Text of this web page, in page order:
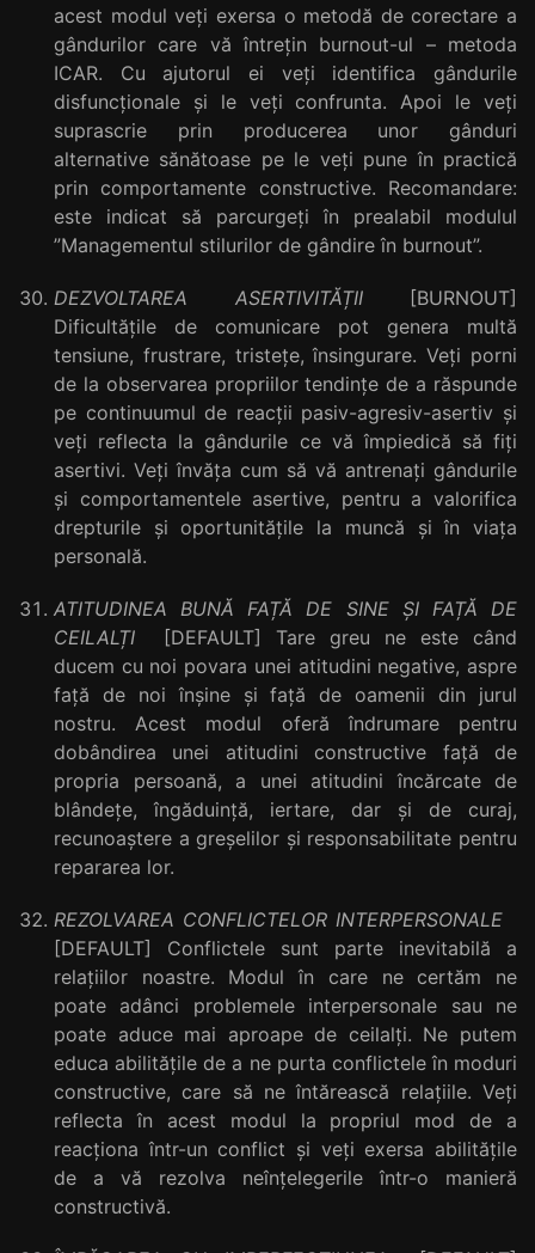
acest modul veți exersa o metodă de corectare a
gândurilor care vă întrețin burnout-ul – metoda
ICAR. Cu ajutorul ei veți identifica gândurile
disfuncționale și le veți confrunta. Apoi le veți
suprascrie prin producerea unor gânduri
alternative sănătoase pe le veți pune în practică
prin comportamente constructive. Recomandare:
este indicat să parcurgeți în prealabil modulul
”Managementul stilurilor de gândire în burnout”.
DEZVOLTAREA ASERTIVITĂȚII[BURNOUT]
Dificultățile de comunicare pot genera multă
tensiune, frustrare, tristețe, însingurare. Veți porni
de la observarea propriilor tendințe de a răspunde
pe continuumul de reacții pasiv-agresiv-asertiv și
veți reflecta la gândurile ce vă împiedică să fiți
asertivi. Veți învăța cum să vă antrenați gândurile
și comportamentele asertive, pentru a valorifica
drepturile și oportunitățile la muncă și în viața
personală.
ATITUDINEA BUNĂ FAȚĂ DE SINE ȘI FAȚĂ DE
CEILALȚI [DEFAULT] Tare greu ne este când
ducem cu noi povara unei atitudini negative, aspre
față de noi înșine și față de oamenii din jurul
nostru. Acest modul oferă îndrumare pentru
dobândirea unei atitudini constructive față de
propria persoană, a unei atitudini încărcate de
blândețe, îngăduință, iertare, dar și de curaj,
recunoaștere a greșelilor și responsabilitate pentru
repararea lor.
REZOLVAREA CONFLICTELOR INTERPERSONALE
[DEFAULT] Conflictele sunt parte inevitabilă a
relațiilor noastre. Modul în care ne certăm ne
poate adânci problemele interpersonale sau ne
poate aduce mai aproape de ceilalți. Ne putem
educa abilitățile de a ne purta conflictele în moduri
constructive, care să ne întărească relațiile. Veți
reflecta în acest modul la propriul mod de a
reacționa într-un conflict și veți exersa abilitățile
de a vă rezolva neînțelegerile într-o manieră
constructivă.